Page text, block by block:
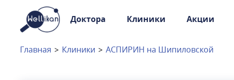
Доктора Клиники Акции
Доктора
Клиники
Главная > Клиники > АСПИРИН на Шипиловской